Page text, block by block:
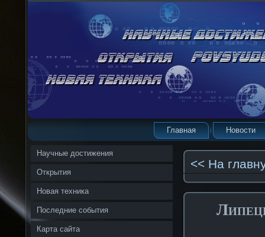
Главная Новости
Научные достижения
Открытия
Новая техника
Последние события
Карта сайта
<< На